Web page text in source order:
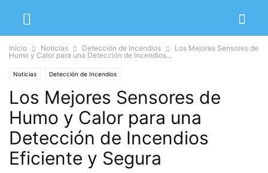
Inicio Noticias Detección de Incendios
Los Mejores Sensores de
Humo y Calor para una Detección de Incendios...
Noticias Detección de Incendios
Los Mejores Sensores de
Humo y Calor para una
Detección de Incendios
Eficiente y Segura